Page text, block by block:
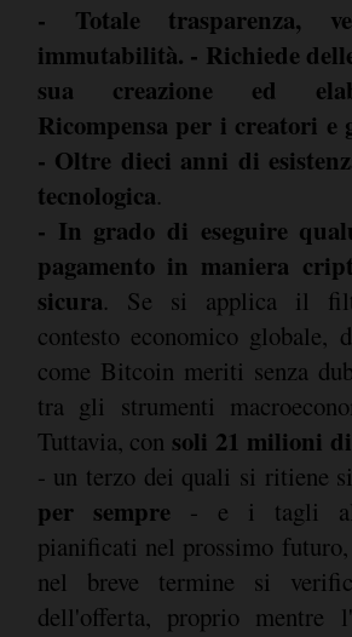
- Totale trasparenza,
immutabilità. - Richiede
sua creazione ed
Ricompensa per i creatori e
- Oltre dieci anni di
tecnologica.
- In grado di eseguire
pagamento in maniera
sicura. Se si applica il
contesto economico globale,
come Bitcoin meriti senza
tra gli strumenti
Tuttavia, con soli 21 milioni
- un terzo dei quali si ritiene
per sempre - e i tagli
pianificati nel prossimo
nel breve termine si
dell'offerta, proprio mentre